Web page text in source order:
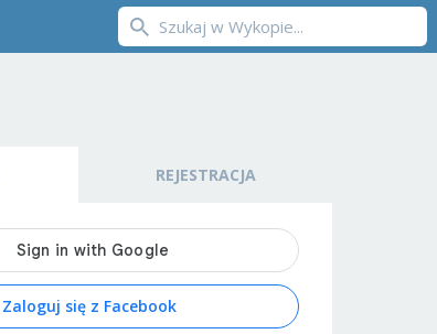
REJESTRACJA
Zaloguj się z Facebook